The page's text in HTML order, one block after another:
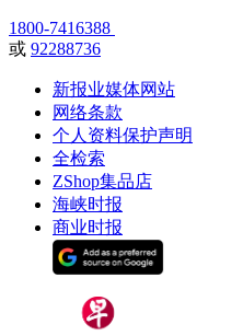
1800-7416388
或 92288736
新报业媒体网站
网络条款
个人资料保护声明
全检索
ZShop集品店
海峡时报
商业时报